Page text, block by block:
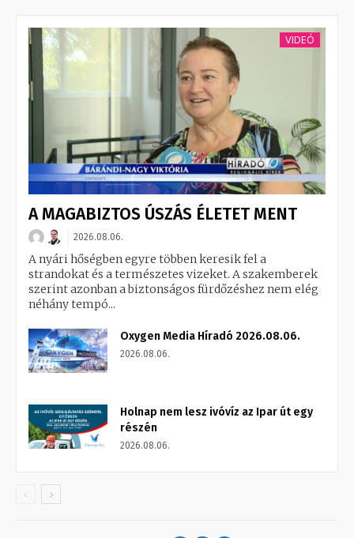
VIDEÓ
A MAGABIZTOS ÚSZÁS ÉLETET MENT
2026.08.06.
A nyári hőségben egyre többen keresik fel a
strandokat és a természetes vizeket. A szakemberek
szerint azonban a biztonságos fürdőzéshez nem elég
néhány tempó...
Oxygen Media Híradó 2026.08.06.
2026.08.06.
Holnap nem lesz ivóvíz az Ipar út egy
részén
2026.08.06.